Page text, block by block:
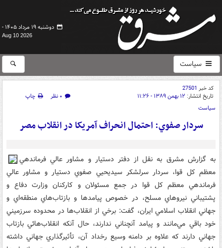
دوشنبه ۱۹ مرداد ۱۴۰۵ -
Aug 10 2026
سیاست
کد خبر 27501
تاریخ انتشار: ۱۲ بهمن ۱۳۸۹ - ۱۱:۲۶ ۰ نظر
چاپ
سیاست
سردار صفوي: احتمال انحراف آمريکا در انقلاب مصر
به گزارش مشرق به نقل از دفتر دستيار و مشاور عالي فرماندهي
معظم کل قوا، سردار سرلشکر سيديحيي صفوي دستيار و مشاور عالي
فرماندهي معظم کل قوا در جمع مسئولان و کارکنان وزارت دفاع و
پشتيباني نيروهاي مسلح، در خصوص پيامدها و بازتاب‌هاي منطقه‌اي و
جهاني انقلاب اسلامي ايران، گفت: برخي از انقلاب‌ها در محدوده سرزميني
خود باقي مي‌مانند و پيامد آنچناني ندارند، حال آنکه انقلاب‌هائي بازتاب
جهاني دارند که علاوه بر دامنه وسيع رخداد آن، تأثيرگذاري جهاني داشته